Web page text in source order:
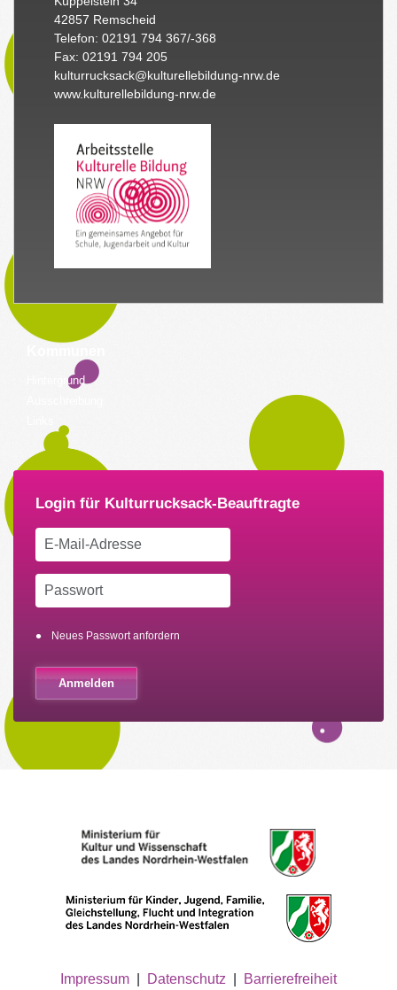
42857 Remscheid
Telefon: 02191 794 367/-368
Fax: 02191 794 205
kulturrucksack@kulturellebildung-nrw.de
www.kulturellebildung-nrw.de
Hintergrund
Neues Passwort anfordern
Impressum Datenschutz Barrierefreiheit